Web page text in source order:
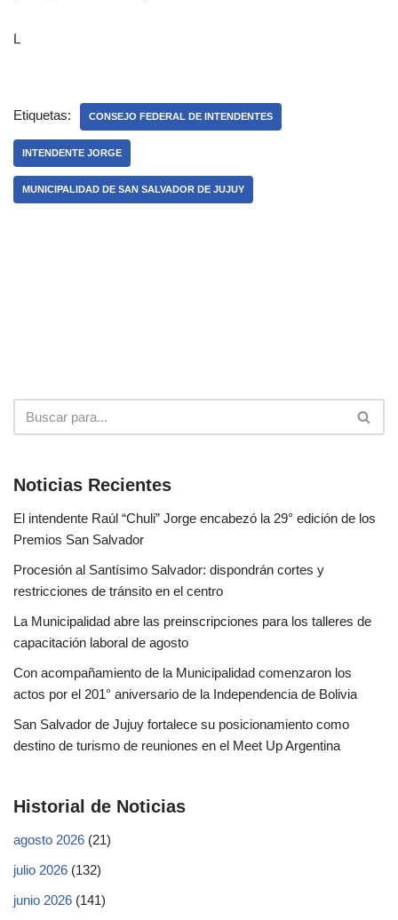
L
Etiquetas: CONSEJO FEDERAL DE INTENDENTES
INTENDENTE JORGE
MUNICIPALIDAD DE SAN SALVADOR DE JUJUY
Noticias Recientes
El intendente Raúl “Chuli” Jorge encabezó la 29° edición de los
Premios San Salvador
Procesión al Santísimo Salvador: dispondrán cortes y
restricciones de tránsito en el centro
La Municipalidad abre las preinscripciones para los talleres de
capacitación laboral de agosto
Con acompañamiento de la Municipalidad comenzaron los
actos por el 201° aniversario de la Independencia de Bolivia
San Salvador de Jujuy fortalece su posicionamiento como
destino de turismo de reuniones en el Meet Up Argentina
Historial de Noticias
agosto 2026 (21)
julio 2026 (132)
junio 2026 (141)